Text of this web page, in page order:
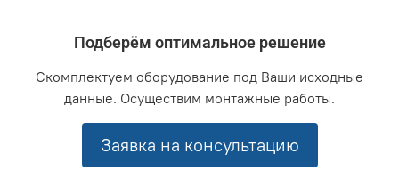
Подберём оптимальное решение
Скомплектуем оборудование под Ваши исходные
данные. Осуществим монтажные работы.
Заявка на консультацию